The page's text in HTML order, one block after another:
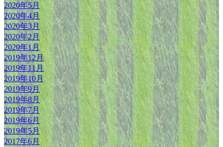
2020年5月
2020年4月
2020年3月
2020年2月
2020年1月
2019年12月
2019年11月
2019年10月
2019年9月
2019年8月
2019年7月
2019年6月
2019年5月
2017年6月